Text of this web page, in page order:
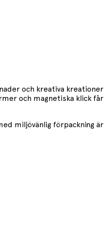
och kreativa
och magnetiska klick
miljövänlig